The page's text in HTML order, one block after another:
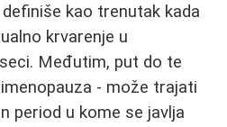
kao trenutak kada
krvarenje u
Međutim, put do te
- može trajati
period u kome se javlja